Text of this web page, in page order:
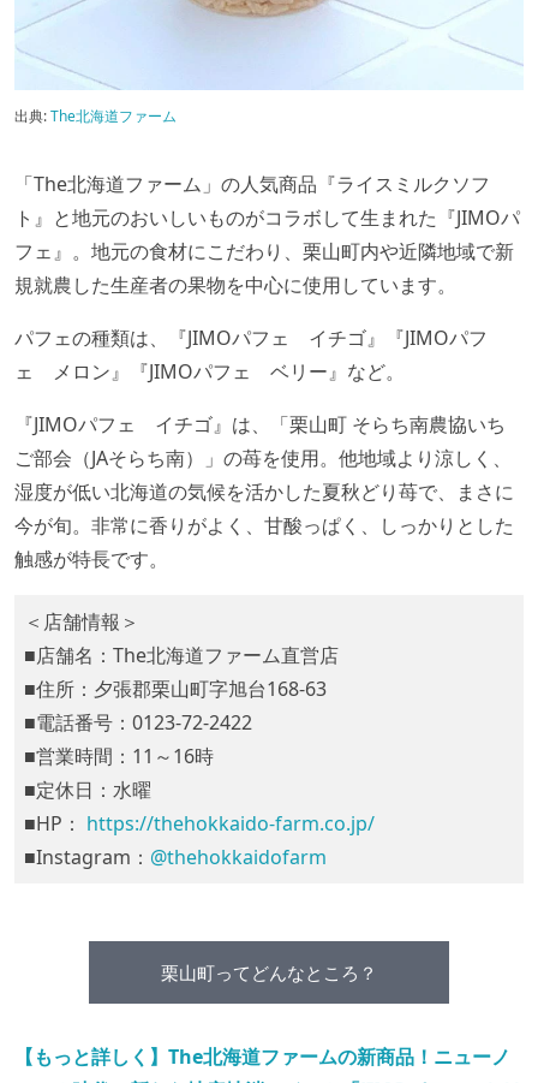
出典:The北海道ファーム
「The北海道ファーム」の人気商品『ライスミルクソフ
ト』と地元のおいしいものがコラボして生まれた『JIMOパ
フェ』。地元の食材にこだわり、栗山町内や近隣地域で新
規就農した生産者の果物を中心に使用しています。
パフェの種類は、『JIMOパフェ イチゴ』『JIMOパフ
ェ メロン』『JIMOパフェ ベリー』など。
『JIMOパフェ イチゴ』は、「栗山町 そらち南農協いち
ご部会（JAそらち南）」の苺を使用。他地域より涼しく、
湿度が低い北海道の気候を活かした夏秋どり苺で、まさに
今が旬。非常に香りがよく、甘酸っぱく、しっかりとした
触感が特長です。
＜店舗情報＞
■店舗名：The北海道ファーム直営店
■住所：夕張郡栗山町字旭台168-63
■電話番号：0123-72-2422
■営業時間：11～16時
■定休日：水曜
■HP： https://thehokkaido-farm.co.jp/
■Instagram： @thehokkaidofarm
栗山町ってどんなところ？
【もっと詳しく】The北海道ファームの新商品！ニューノ